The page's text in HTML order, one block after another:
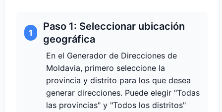
1
Paso 1: Seleccionar ubicación
geográfica
En el Generador de Direcciones de
Moldavia, primero seleccione la
provincia y distrito para los que desea
generar direcciones. Puede elegir "Todas
las provincias" y "Todos los distritos"